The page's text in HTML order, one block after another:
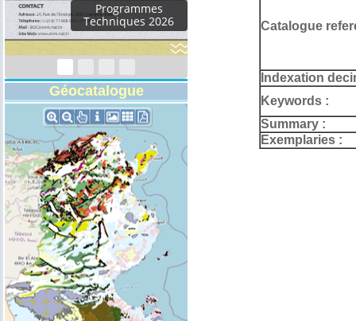
Rapport d'activités
2024
Géocatalogue
Catalogue
Indexation
Keywords :
Summary :
Exemplaries :